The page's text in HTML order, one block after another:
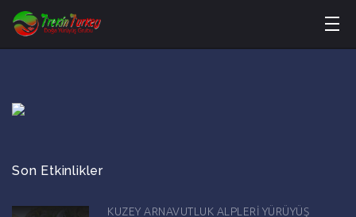
Son Etkinlikler
KUZEY ARNAVUTLUK ALPLERİ YÜRÜYÜŞ